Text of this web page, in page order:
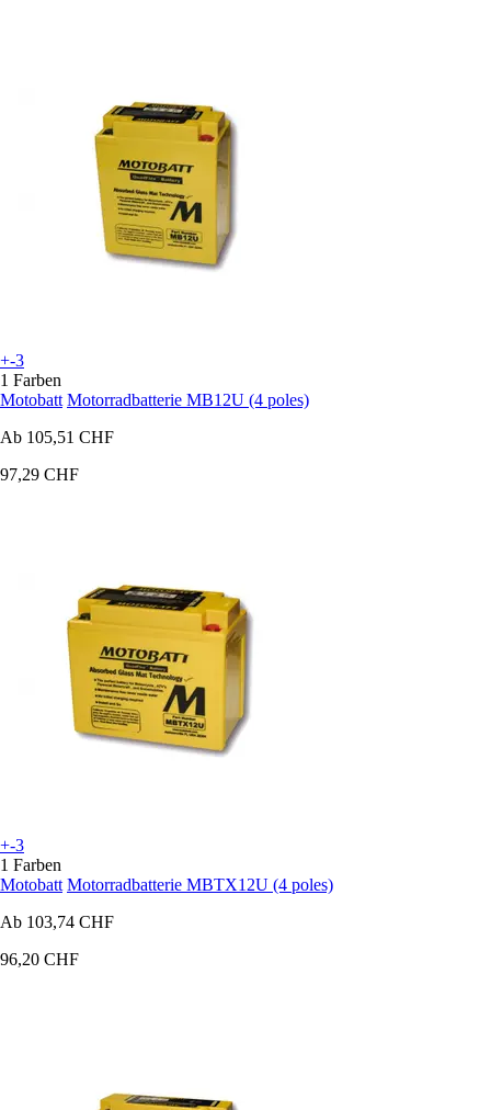
+-3
1 Farben
Motobatt Motorradbatterie MB12U (4 poles)
Ab 105,51 CHF
97,29 CHF
+-3
1 Farben
Motobatt Motorradbatterie MBTX12U (4 poles)
Ab 103,74 CHF
96,20 CHF